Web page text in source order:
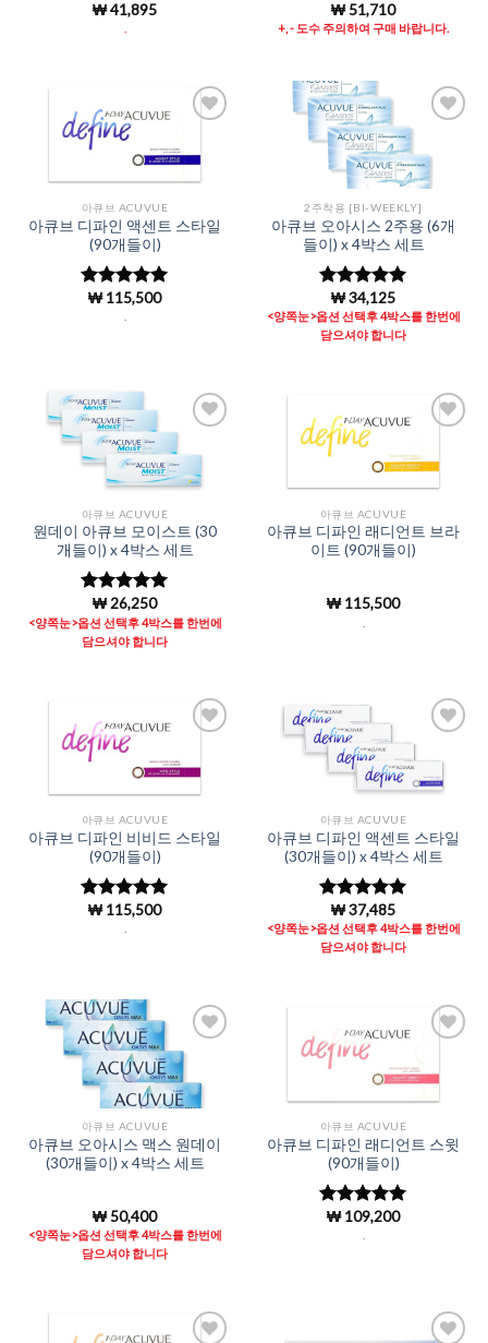
5 중에서
로 평
₩41,895
5 중에서
4.99로 평
₩51,710
+, - 도수 주의하여 구매 바랍니다.
Wishlist
아큐브 ACUVUE
아큐브 디파인 액센트 스타일
(90개들이)
5 중에서
로 평
₩115,500
2주착용 [BI-WEEKLY]
아큐브 오아시스 2주용 (6개
들이) x 4박스 세트
5 중에서
4.98로 평
가됨
₩34,125
<양쪽눈>옵션 선택후 4박스를 한번에
담으셔야 합니다
Wishlist
아큐브 ACUVUE
원데이 아큐브 모이스트 (30
개들이) x 4박스 세트
5 중에서
4.96로 평
가됨
₩26,250
<양쪽눈>옵션 선택후 4박스를 한번에
담으셔야 합니다
Wishlist
아큐브 ACUVUE
아큐브 디파인 래디언트 브라
이트 (90개들이)
₩115,500
Wishlist
아큐브 ACUVUE
아큐브 디파인 비비드 스타일
(90개들이)
5 중에서
로 평
₩115,500
Wishlist
아큐브 ACUVUE
아큐브 디파인 액센트 스타일
(30개들이) x 4박스 세트
5 중에서
4.98로 평
가됨
₩37,485
<양쪽눈>옵션 선택후 4박스를 한번에
담으셔야 합니다
Add to
아큐브 ACUVUE
아큐브 오아시스 맥스 원데이
(30개들이) x 4박스 세트
₩50,400
<양쪽눈>옵션 선택후 4박스를 한번에
담으셔야 합니다
Wishlist
아큐브 ACUVUE
아큐브 디파인 래디언트 스윗
(90개들이)
5 중에서
로 평
₩109,200